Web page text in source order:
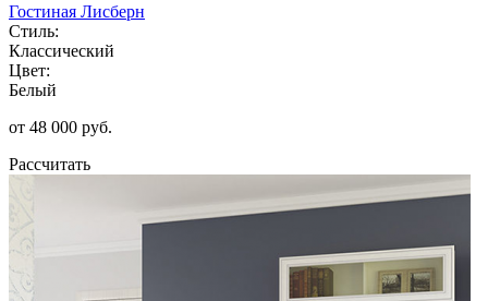
Гостиная Лисберн
Стиль:
Классический
Цвет:
Белый
от 48 000 руб.
Рассчитать